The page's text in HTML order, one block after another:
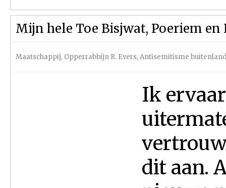
Mijn hele Toe Bisjwat, Poeriem en
Maatschappij, Opperrabbijn R. Evers,Antisemitisme
Ik
dit aan.